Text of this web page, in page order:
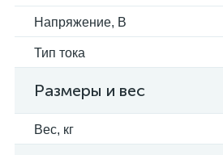
Напряжение, В
Тип тока
Размеры и вес
Вес, кг